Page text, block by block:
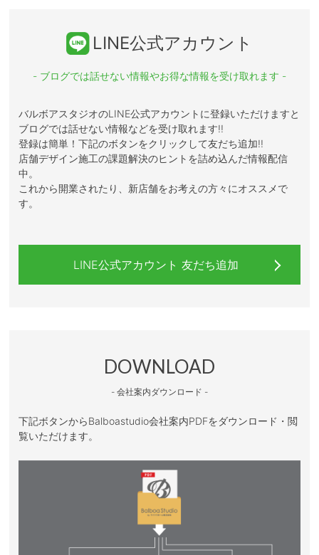
LINE公式アカウント
- ブログでは話せない情報やお得な情報を受け取れます -
バルボアスタジオのLINE公式アカウントに登録いただけますと
ブログでは話せない情報などを受け取れます!!
登録は簡単！下記のボタンをクリックして友だち追加!!
店舗デザイン施工の課題解決のヒントを詰め込んだ情報配信
中。
これから開業されたり、新店舗をお考えの方々にオススメで
す。
LINE公式アカウント 友だち追加
DOWNLOAD
- 会社案内ダウンロード -
下記ボタンからBalboastudio会社案内PDFをダウンロード・閲
覧いただけます。